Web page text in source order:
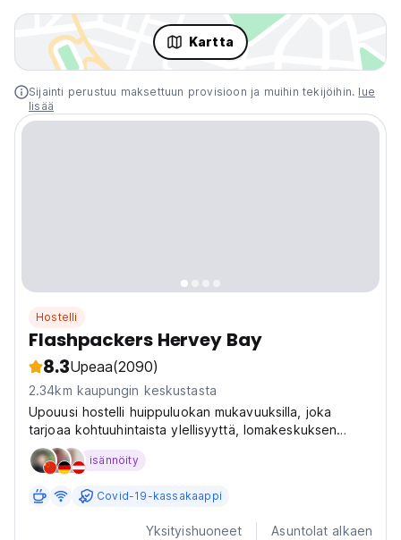
Kartta
Sijainti perustuu maksettuun provisioon ja muihin tekijöihin. lue
lisää
Hostelli
Flashpackers Hervey Bay
8.3Upeaa(2090)
2.34km kaupungin keskustasta
Upouusi hostelli huippuluokan mukavuuksilla, joka
tarjoaa kohtuuhintaista ylellisyyttä, lomakeskuksen
allasympäristön, elokuvateatterin, valtavan keittiön,
upeat suihkut ja paljon muuta. Hervey Bay on portti
isännöity
Covid-19-kassakaappi
Yksityishuoneet Asuntolat alkaen